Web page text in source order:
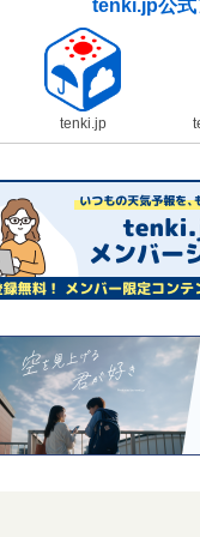
tenki.jp公式
tenki.jp